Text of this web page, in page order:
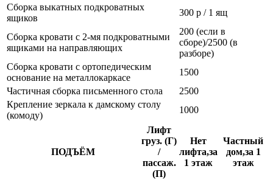
Сборка выкатных подкроватных
ящиков
300 р / 1 ящ
Сборка кровати с 2-мя подкроватными
ящиками на направляющих
200 (если в
сборе)/2500 (в
разборе)
Сборка кровати с ортопедическим
основание на металлокаркасе
1500
Частичная сборка письменного стола
2500
Крепление зеркала к дамскому столу
(комоду)
1000
ПОДЪЁМ
Лифт
груз. (Г)
/
пассаж.
(П)
Нет
лифта,за
1 этаж
Частный
дом,за 1
этаж